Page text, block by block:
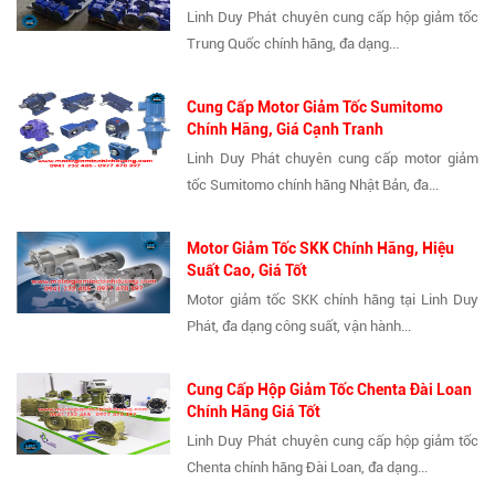
Linh Duy Phát chuyên cung cấp hộp giảm tốc
Trung Quốc chính hãng, đa dạng...
Cung Cấp Motor Giảm Tốc Sumitomo
Chính Hãng, Giá Cạnh Tranh
Linh Duy Phát chuyên cung cấp motor giảm
tốc Sumitomo chính hãng Nhật Bản, đa...
Motor Giảm Tốc SKK Chính Hãng, Hiệu
Suất Cao, Giá Tốt
Motor giảm tốc SKK chính hãng tại Linh Duy
Phát, đa dạng công suất, vận hành...
Cung Cấp Hộp Giảm Tốc Chenta Đài Loan
Chính Hãng Giá Tốt
Linh Duy Phát chuyên cung cấp hộp giảm tốc
Chenta chính hãng Đài Loan, đa dạng...